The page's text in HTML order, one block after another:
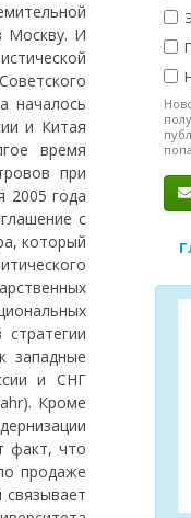
Москву. И
началось
и Китая
время
при
2005 года
с
который
западные
и СНГ
Кроме
факт, что
продаже